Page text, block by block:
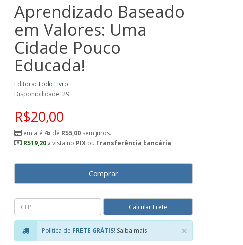
Aprendizado Baseado
em Valores: Uma
Cidade Pouco
Educada!
Editora: Todo Livro
Disponibilidade: 29
R$20,00
em até 4x de R$5,00 sem juros.
R$19,20 à vista no PIX ou Transferência bancária.
Comprar
×
Política de FRETE GRÁTIS! Saiba mais